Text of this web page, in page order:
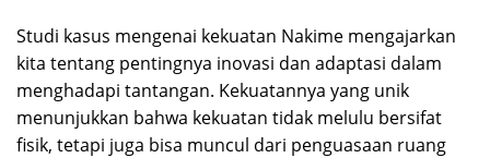
Studi kasus mengenai kekuatan Nakime mengajarkan
kita tentang pentingnya inovasi dan adaptasi dalam
menghadapi tantangan. Kekuatannya yang unik
menunjukkan bahwa kekuatan tidak melulu bersifat
fisik, tetapi juga bisa muncul dari penguasaan ruang